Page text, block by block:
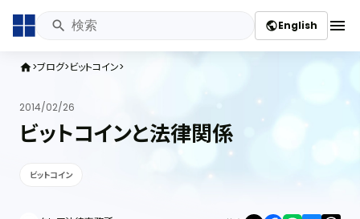
publicEnglish menu
home ブログ ビットコイン
2014/02/26
ビットコインと法律関係
ビットコイン